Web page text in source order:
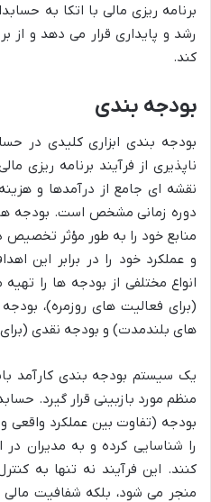
برنامه ریزی مالی با اتکا به
رشد و پایداری قرار می دهد و از
کند.
بودجه بندی
بودجه بندی ابزاری کلیدی در
ناپذیری از فرآیند برنامه ریزی
نقشه ای جامع از درآمدها و
دوره زمانی مشخص است. بودجه
منابع خود را به طور مؤثر تخصیص
و عملکرد خود را در برابر این
انواع مختلفی از بودجه ها را
(برای فعالیت های روزمره)،
های بلندمدت) و بودجه نقدی
یک سیستم بودجه بندی کارآمد
منظم مورد بازبینی قرار گیرد.
بودجه (تفاوت بین عملکرد واقعی
را شناسایی کرده و به مدیران
کنند. این فرآیند نه تنها به
منجر می شود، بلکه شفافیت